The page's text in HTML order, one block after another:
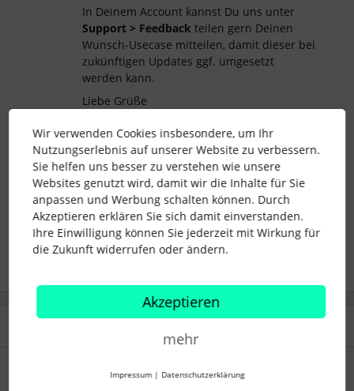
In Deinem Account kannst Du uns unter
Support > Feedback teilen gern Deinen
Wunsch-Usecase mitteilen, damit dieser bei
zukünftigen Updates ggf. umgesetzt
werden kann.
Liebe Grüße
recruiting inbox Notification
2 Menschen gefällt dies
Forum|Forum|4 months ago
Wir verwenden Cookies insbesondere, um Ihr
Nutzungserlebnis auf unserer Website zu verbessern.
Sie helfen uns besser zu verstehen wie unsere
Websites genutzt wird, damit wir die Inhalte für Sie
anpassen und Werbung schalten können. Durch
Akzeptieren erklären Sie sich damit einverstanden.
Ihre Einwilligung können Sie jederzeit mit Wirkung für
die Zukunft widerrufen oder ändern.
Akzeptieren
mehr
Impressum | Datenschutzerklärung